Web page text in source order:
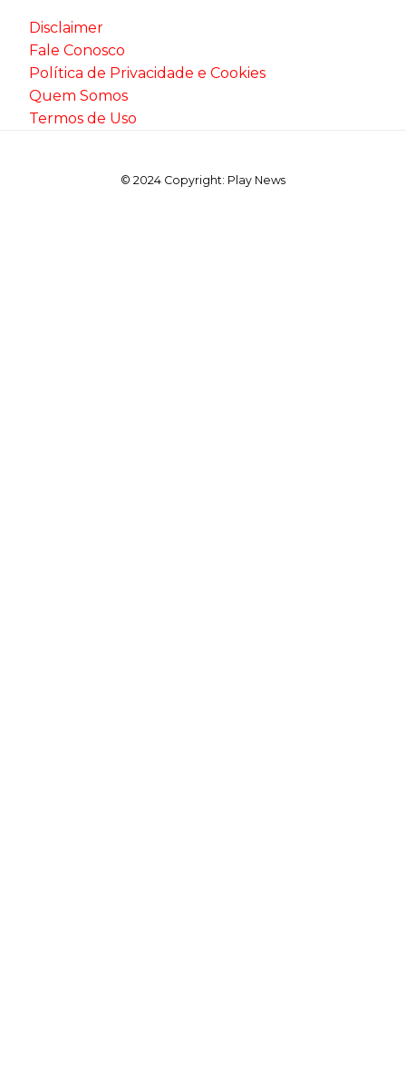
Disclaimer
Fale Conosco
Política de Privacidade e Cookies
Quem Somos
Termos de Uso
© 2024 Copyright: Play News